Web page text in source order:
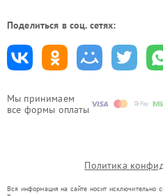
Мы принимаем
все формы оплаты
Поделиться в соц. сетях:
Политика
Вся информация на сайте носит исключительно